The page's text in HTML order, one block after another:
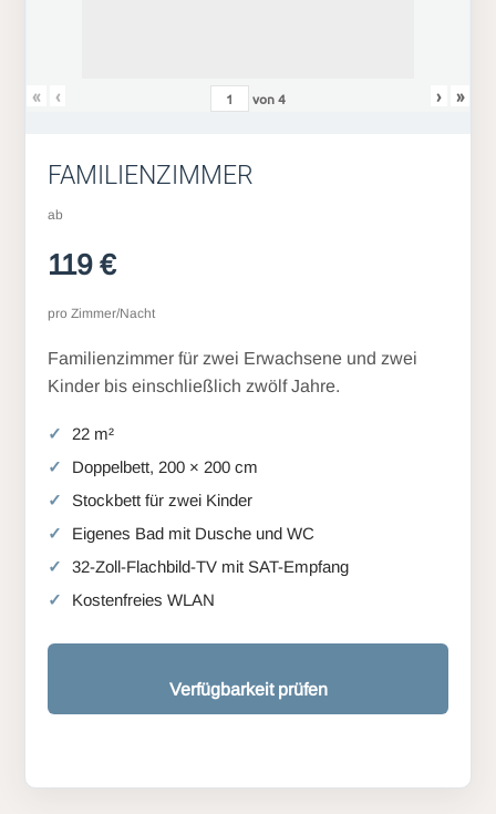
« ‹ von4 › »
FAMILIENZIMMER
ab
119 €
pro Zimmer/Nacht
Familienzimmer für zwei Erwachsene und zwei
Kinder bis einschließlich zwölf Jahre.
22 m²
Doppelbett, 200 × 200 cm
Stockbett für zwei Kinder
Eigenes Bad mit Dusche und WC
32-Zoll-Flachbild-TV mit SAT-Empfang
Kostenfreies WLAN
Verfügbarkeit prüfen